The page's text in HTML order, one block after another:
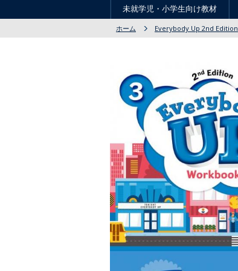
未就学児・小学生向け教材
ホーム Everybody Up 2nd Edition